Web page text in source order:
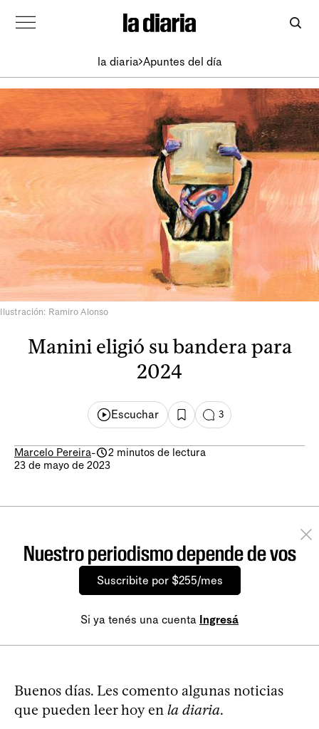
la diaria Apuntes del día
Ilustración: Ramiro Alonso
Manini eligió su bandera para
2024
Escuchar 3
Marcelo Pereira-
2 minutos de lectura
23 de mayo de 2023
Nuestro periodismo depende de vos
Suscribite por $255/mes
Si ya tenés una cuenta Ingresá
Buenos días. Les comento algunas noticias
que pueden leer hoy en la diaria.